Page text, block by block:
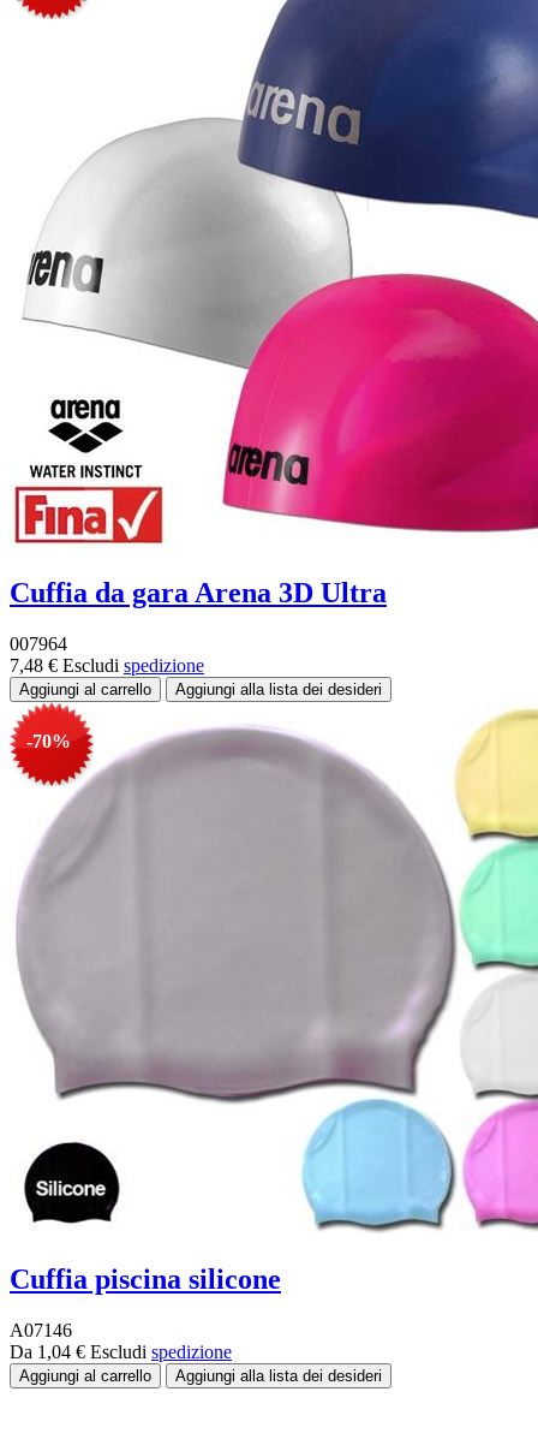
Cuffia da gara Arena 3D Ultra
007964
7,48 € Escludi spedizione
-70%
Cuffia piscina silicone
A07146
Da 1,04 € Escludi spedizione